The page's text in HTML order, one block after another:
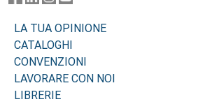
LA TUA OPINIONE
CATALOGHI
CONVENZIONI
LAVORARE CON NOI
LIBRERIE